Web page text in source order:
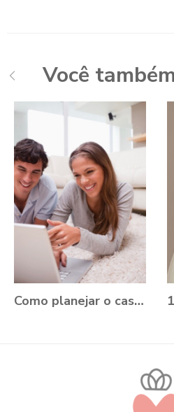
Você
Como planejar o casamento durante a Pandemia?